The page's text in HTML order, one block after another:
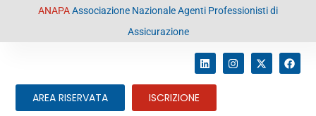
contenutoANAPAAssociazione Nazionale Agenti Professionisti di
Assicurazione
AREA RISERVATA ISCRIZIONE